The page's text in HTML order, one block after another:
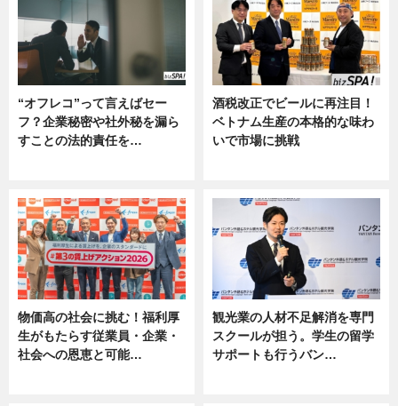
“オフレコ”って言えばセー
フ？企業秘密や社外秘を漏ら
すことの法的責任を…
酒税改正でビールに再注目！
ベトナム生産の本格的な味わ
いで市場に挑戦
物価高の社会に挑む！福利厚
生がもたらす従業員・企業・
社会への恩恵と可能…
観光業の人材不足解消を専門
スクールが担う。学生の留学
サポートも行うバン…